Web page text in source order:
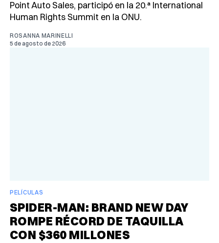
Point Auto Sales, participó en la 20.ª International
Human Rights Summit en la ONU.
ROSANNA MARINELLI
5 de agosto de 2026
PELÍCULAS
SPIDER-MAN: BRAND NEW DAY
ROMPE RÉCORD DE TAQUILLA
CON $360 MILLONES